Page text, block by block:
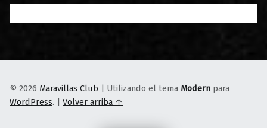
© 2026 Maravillas Club | Utilizando el tema Modern para
WordPress. | Volver arriba ↑